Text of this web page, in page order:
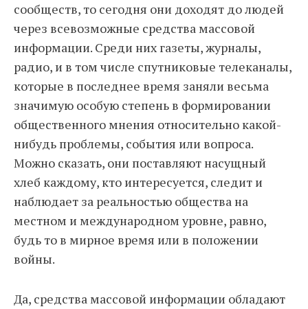
сообществ, то сегодня они доходят до людей
через всевозможные средства массовой
информации. Среди них газеты, журналы,
радио, и в том числе спутниковые телеканалы,
которые в последнее время заняли весьма
значимую особую степень в формировании
общественного мнения относительно какой-
нибудь проблемы, события или вопроса.
Можно сказать, они поставляют насущный
хлеб каждому, кто интересуется, следит и
наблюдает за реальностью общества на
местном и международном уровне, равно,
будь то в мирное время или в положении
войны.
Да, средства массовой информации обладают